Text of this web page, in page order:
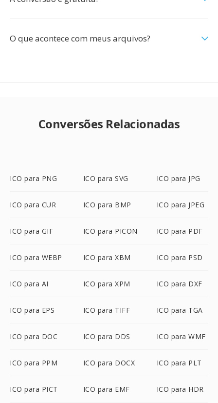
O que acontece com meus arquivos?
Conversões Relacionadas
ICO para PNG ICO para SVG ICO para JPG
ICO para CUR ICO para BMP ICO para JPEG
ICO para GIF ICO para PICON ICO para PDF
ICO para WEBP ICO para XBM ICO para PSD
ICO para AI ICO para XPM ICO para DXF
ICO para EPS ICO para TIFF ICO para TGA
ICO para DOC ICO para DDS ICO para WMF
ICO para PPM ICO para DOCX ICO para PLT
ICO para PICT ICO para EMF ICO para HDR